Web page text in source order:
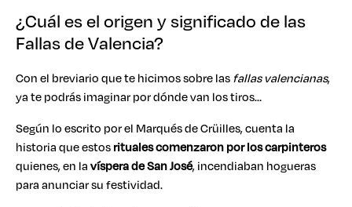
¿Cuál es el origen y significado de las
Fallas de Valencia?
Con el breviario que te hicimos sobre lasfallas valencianas,
ya te podrás imaginar por dónde van los tiros…
Según lo escrito por el Marqués de Crüilles, cuenta la
historia que estosrituales comenzaron por los carpinteros
quienes, en lavíspera de San José, incendiaban hogueras
para anunciar su festividad.